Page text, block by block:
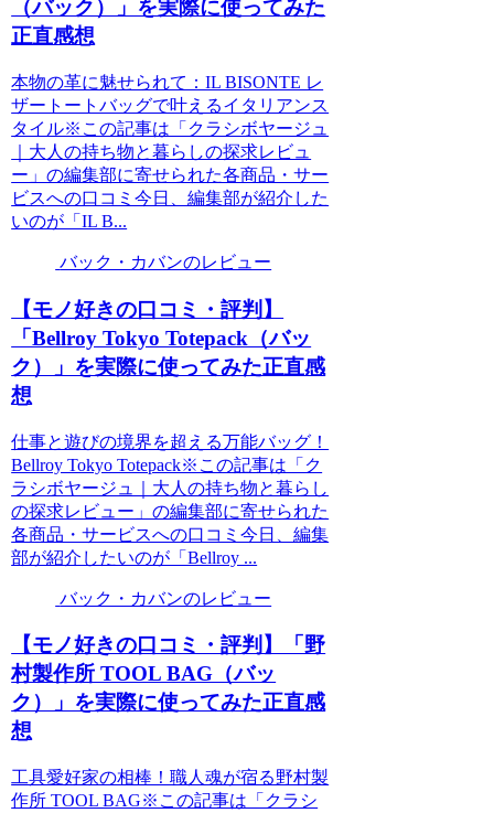
（バック）」を実際に使ってみた
正直感想
本物の革に魅せられて：IL BISONTE レ
ザートートバッグで叶えるイタリアンス
タイル※この記事は「クラシボヤージュ
｜大人の持ち物と暮らしの探求レビュ
ー」の編集部に寄せられた各商品・サー
ビスへの口コミ今日、編集部が紹介した
いのが「IL B...
バック・カバンのレビュー
【モノ好きの口コミ・評判】
「Bellroy Tokyo Totepack（バッ
ク）」を実際に使ってみた正直感
想
仕事と遊びの境界を超える万能バッグ！
Bellroy Tokyo Totepack※この記事は「ク
ラシボヤージュ｜大人の持ち物と暮らし
の探求レビュー」の編集部に寄せられた
各商品・サービスへの口コミ今日、編集
部が紹介したいのが「Bellroy ...
バック・カバンのレビュー
【モノ好きの口コミ・評判】「野
村製作所 TOOL BAG（バッ
ク）」を実際に使ってみた正直感
想
工具愛好家の相棒！職人魂が宿る野村製
作所 TOOL BAG※この記事は「クラシ